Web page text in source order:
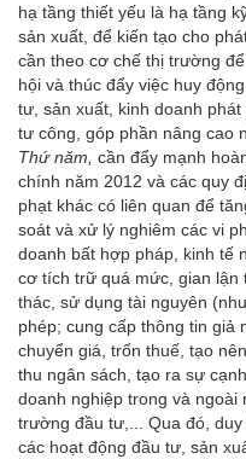
hạ tầng thiết yếu là hạ tầng
sản xuất, để kiến tạo cho
cần theo cơ chế thị trường
hội và thúc đẩy việc huy
tư, sản xuất, kinh doanh
tư công, góp phần nâng cao
Thứ năm, cần đẩy mạnh
chính năm 2012 và các quy
phạt khác có liên quan để
soát và xử lý nghiêm các vi
doanh bất hợp pháp, kinh tế
cơ tích trữ quá mức, gian lận
thác, sử dụng tài nguyên
phép; cung cấp thông tin giả
chuyển giá, trốn thuế, tạo
thu ngân sách, tạo ra sự
doanh nghiệp trong và
trường đầu tư,... Qua đó,
các hoạt động đầu tư, sản